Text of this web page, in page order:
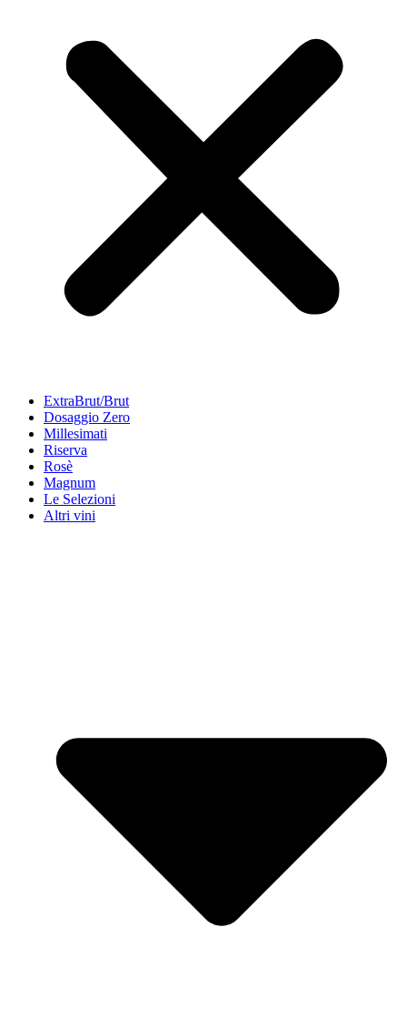
ExtraBrut/Brut
Dosaggio Zero
Millesimati
Riserva
Rosè
Magnum
Le Selezioni
Altri vini